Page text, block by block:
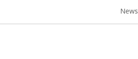
News